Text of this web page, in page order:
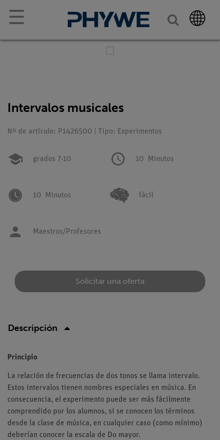
☰
Intervalos musicales
Nº de artículo: P1426500 | Tipo: Experimentos
grados 7-10 10 Minutos
10 Minutos fácil
Maestros/Profesores
Solicitar una oferta
Descripción
Principio
La relación de frecuencias de dos tonos se llama intervalo.
Estos intervalos tienen nombres especiales en música. En
consecuencia, el experimento puede ser más fácilmente
comprendido por los alumnos, si se conocen los términos
desde la clase de música, en cualquier caso (como mínimo)
deberían conocer la escala de Do mayor.